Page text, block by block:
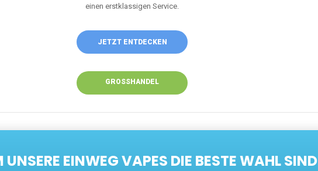
einen erstklassigen Service.
JETZT ENTDECKEN
GROSSHANDEL
EINWEG VAPES DIE BESTE WAHL SIND